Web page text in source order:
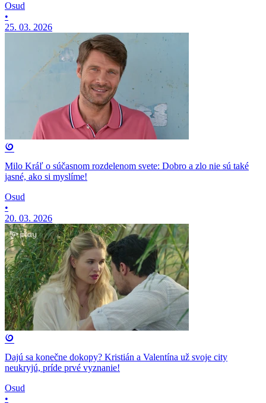
Osud
•
25. 03. 2026
Milo Kráľ o súčasnom rozdelenom svete: Dobro a zlo nie sú také
jasné, ako si myslíme!
Osud
•
20. 03. 2026
Dajú sa konečne dokopy? Kristián a Valentína už svoje city
neukryjú, príde prvé vyznanie!
Osud
•